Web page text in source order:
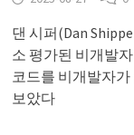
댄 시퍼(Dan
소 평가된 비개발
코드를 비개발자
보았다